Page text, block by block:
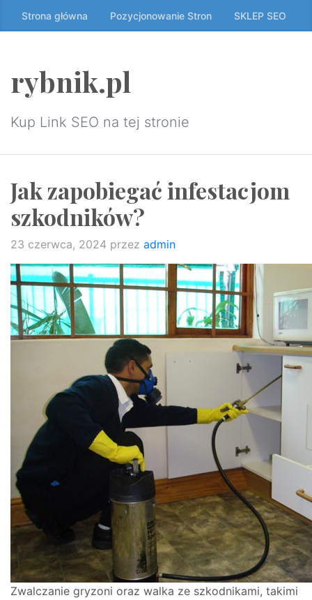
Przeskocz
do
Strona główna Pozycjonowanie Stron SKLEP SEO
rybnik.pl
Kup Link SEO na tej stronie
Jak zapobiegać infestacjom
szkodników?
23 czerwca, 2024 przez admin
Zwalczanie gryzoni oraz walka ze szkodnikami, takimi